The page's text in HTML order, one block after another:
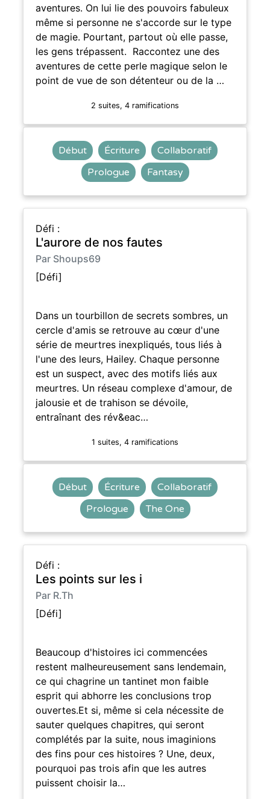
aventures. On lui lie des pouvoirs fabuleux
même si personne ne s'accorde sur le type
de magie. Pourtant, partout où elle passe,
les gens trépassent. Raccontez une des
aventures de cette perle magique selon le
point de vue de son détenteur ou de la …
2 suites, 4 ramifications
Début Écriture
Collaboratif
Prologue
Fantasy
Défi :
L'aurore de nos fautes
Par Shoups69
[Défi]
Dans un tourbillon de secrets sombres, un
cercle d'amis se retrouve au cœur d'une
série de meurtres inexpliqués, tous liés à
l'une des leurs, Hailey. Chaque personne
est un suspect, avec des motifs liés aux
meurtres. Un réseau complexe d'amour, de
jalousie et de trahison se dévoile,
entraînant des rév&eac…
1 suites, 4 ramifications
Début Écriture
Collaboratif
Prologue
The One
Défi :
Les points sur les i
Par R.Th
[Défi]
Beaucoup d'histoires ici commencées
restent malheureusement sans lendemain,
ce qui chagrine un tantinet mon faible
esprit qui abhorre les conclusions trop
ouvertes.Et si, même si cela nécessite de
sauter quelques chapitres, qui seront
complétés par la suite, nous imaginions
des fins pour ces histoires ? Une, deux,
pourquoi pas trois afin que les autres
puissent choisir la…